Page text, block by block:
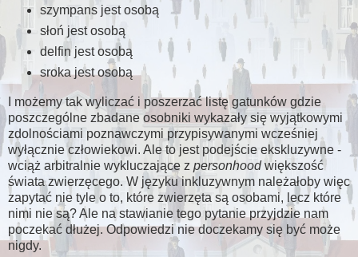
szympans jest osobą
słoń jest osobą
delfin jest osobą
sroka jest osobą
I możemy tak wyliczać i poszerzać listę gatunków gdzie
poszczególne zbadane osobniki wykazały się wyjątkowymi
zdolnościami poznawczymi przypisywanymi wcześniej
wyłącznie człowiekowi. Ale to jest podejście ekskluzywne -
wciąż arbitralnie wykluczające z personhoodwiększość
świata zwierzęcego. W języku inkluzywnym należałoby więc
zapytać nie tyle o to, które zwierzęta są osobami, lecz które
nimi nie są? Ale na stawianie tego pytanie przyjdzie nam
poczekać dłużej. Odpowiedzi nie doczekamy się być może
nigdy.